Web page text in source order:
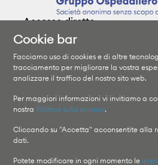
Accesso diretto
Clinica Santa Chiara
Orari di visita
Informazioni sui ricoveri
I
Il
Contatta il Gruppo
Cookie bar
Facciamo uso di cookies e di altre
tracciamento per migliorare la vostra
analizzare il traffico del nostro sito web.
Per maggiori informazioni vi invitiamo a
nostra Politica sulla privacy.
Cliccando su "Accetta" acconsentite alla
dati.
Potete modificare in ogni momento le